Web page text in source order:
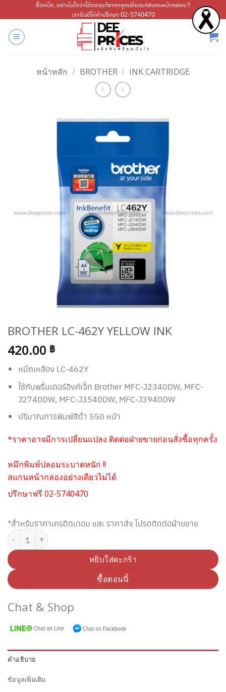
ไป
เนื้อหา
ซื้อหมึก..อย่ามั่นใจว่าได้ของแท้ราคาถูกเพียงแค่สแกนหน้ากล่อง !!
เรายินดีให้คำปรึกษา 02-5740470
หน้าหลัก / BROTHER / INK CARTRIDGE
BROTHER LC-462Y YELLOW INK
420.00 ฿
หมึกเหลือง LC-462Y
ใช้กับพริ้นเตอร์อิงค์เจ็ท Brother MFC-J2340DW, MFC-
J2740DW, MFC-J3540DW, MFC-J3940DW
ปริมาณการพิมพ์สีดำ 550 หน้า
*ราคาอาจมีการเปลี่ยนแปลง ติดต่อฝ่ายขายก่อนสั่งซื้อทุกครั้ง
หมึกพิมพ์ปลอมระบาดหนัก !!
สแกนหน้ากล่องอย่างเดียวไม่ได้
ปรึกษาฟรี 02-5740470
*สำหรับราคาเครดิตเทอม และ ราคาส่ง โปรดติดต่อฝ่ายขาย
จำนวน BROTHER LC-462Y YELLOW INK ชิ้น
หยิบใส่ตะกร้า
ซื้อตอนนี้
Chat & Shop
คำอธิบาย
ข้อมูลเพิ่มเติม